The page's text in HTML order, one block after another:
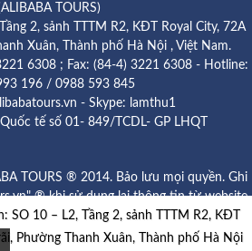
TOURS)
2, sảnh TTTM R2, KĐT Royal City, 72A
Xuân, Thành phố Hà Nội , Việt Nam.
6308 ; Fax: (84-4) 3221 6308 - Hotline:
196 / 0988 593 845
- Skype: lamthu1
tế số 01- 849/TCDL- GP LHQT
TOURS ® 2014. Bảo lưu mọi quyền. Ghi
® khi sử dụng lại thông tin từ website
này.
SO 10 – L2, Tầng 2, sảnh TTTM R2, KĐT
Phường Thanh Xuân, Thành phố Hà Nội